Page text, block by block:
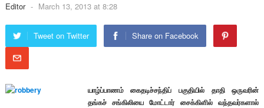
Editor - March 13, 2013 at 8:28
Tweet on Twitter Share on Facebook
யாழ்ப்பாணம் கைதடிச்சந்திப் பகுதியில் தாதி ஒருவரின்
தங்கச் சங்கிலியை மோட்டார் சைக்கிளில் வந்தவர்களால்